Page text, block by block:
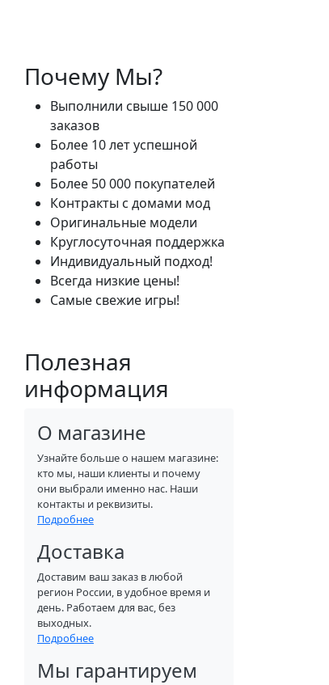
Почему Мы?
Выполнили свыше 150 000
заказов
Более 10 лет успешной
работы
Более 50 000 покупателей
Контракты с домами мод
Оригинальные модели
Круглосуточная поддержка
Индивидуальный подход!
Всегда низкие цены!
Самые свежие игры!
Полезная
информация
О магазине
Узнайте больше о нашем магазине:
кто мы, наши клиенты и почему
они выбрали именно нас. Наши
контакты и реквизиты.
Подробнее
Доставка
Доставим ваш заказ в любой
регион России, в удобное время и
день. Работаем для вас, без
выходных.
Подробнее
Мы гарантируем